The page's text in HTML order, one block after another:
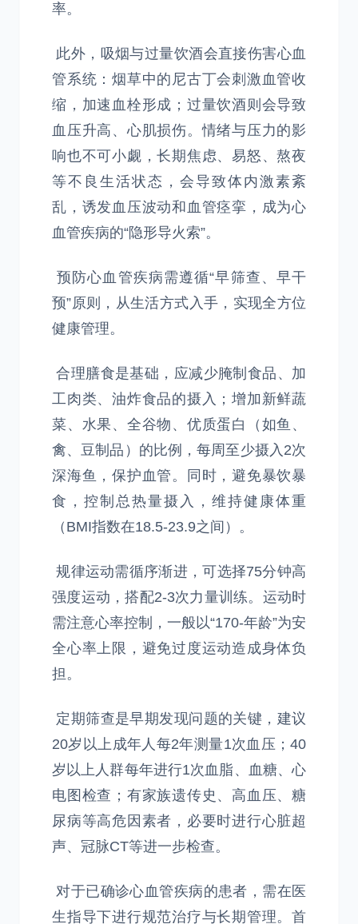
率。
此外，吸烟与过量饮酒会直接伤害心血
管系统：烟草中的尼古丁会刺激血管收
缩，加速血栓形成；过量饮酒则会导致
血压升高、心肌损伤。情绪与压力的影
响也不可小觑，长期焦虑、易怒、熬夜
等不良生活状态，会导致体内激素紊
乱，诱发血压波动和血管痉挛，成为心
血管疾病的“隐形导火索”。
预防心血管疾病需遵循“早筛查、早干
预”原则，从生活方式入手，实现全方位
健康管理。
合理膳食是基础，应减少腌制食品、加
工肉类、油炸食品的摄入；增加新鲜蔬
菜、水果、全谷物、优质蛋白（如鱼、
禽、豆制品）的比例，每周至少摄入2次
深海鱼，保护血管。同时，避免暴饮暴
食，控制总热量摄入，维持健康体重
（BMI指数在18.5-23.9之间）。
规律运动需循序渐进，可选择75分钟高
强度运动，搭配2-3次力量训练。运动时
需注意心率控制，一般以“170-年龄”为安
全心率上限，避免过度运动造成身体负
担。
定期筛查是早期发现问题的关键，建议
20岁以上成年人每2年测量1次血压；40
岁以上人群每年进行1次血脂、血糖、心
电图检查；有家族遗传史、高血压、糖
尿病等高危因素者，必要时进行心脏超
声、冠脉CT等进一步检查。
对于已确诊心血管疾病的患者，需在医
生指导下进行规范治疗与长期管理。首